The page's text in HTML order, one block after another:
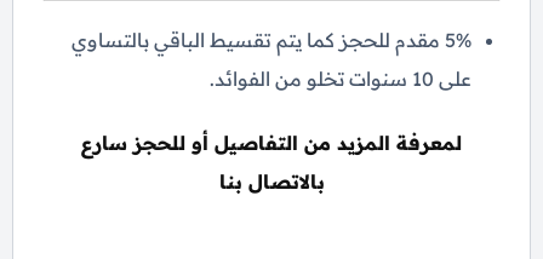
5% مقدم للحجز كما يتم تقسيط الباقي بالتساوي
على 10 سنوات تخلو من الفوائد.
لمعرفة المزيد من التفاصيل أو للحجز سارع
بالاتصال بنا